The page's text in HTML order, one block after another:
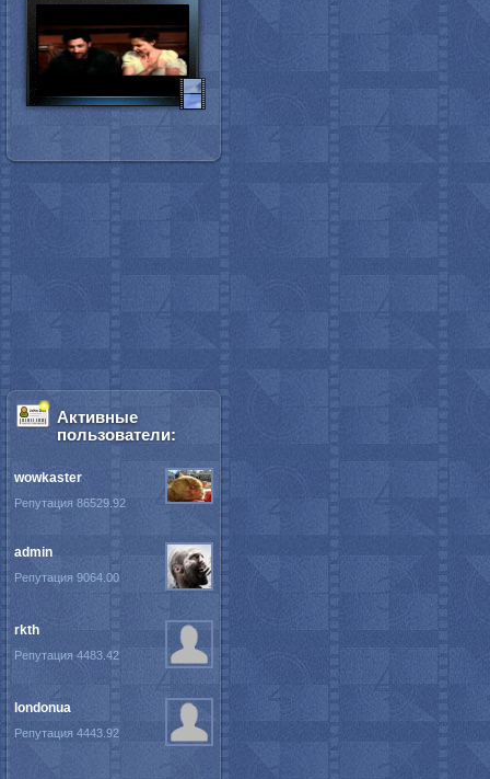
Активные
пользователи:
wowkaster
Репутация 86529.92
admin
Репутация 9064.00
rkth
Репутация 4483.42
londonua
Репутация 4443.92